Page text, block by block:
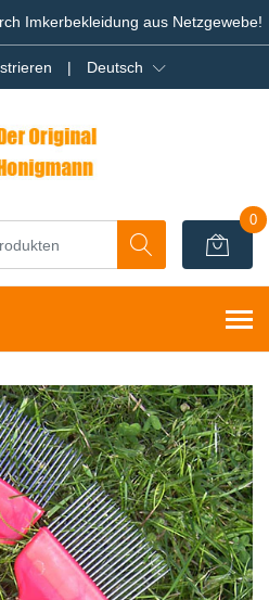
Imkerbekleidung aus Netzgewebe!
| Deutsch
0